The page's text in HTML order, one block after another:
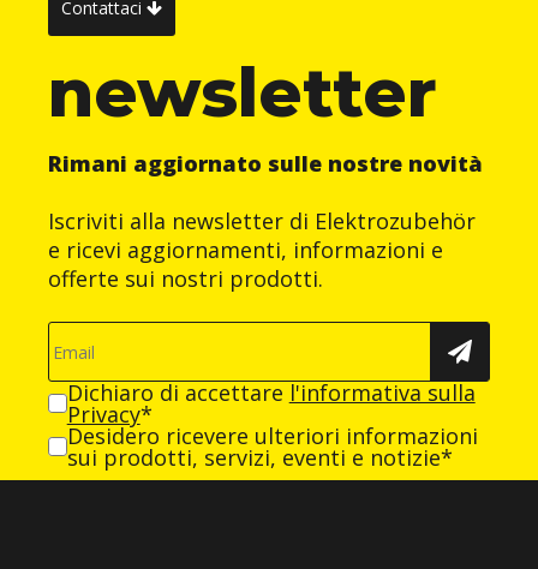
Contattaci
newsletter
Rimani aggiornato sulle nostre novità
Iscriviti alla newsletter di Elektrozubehör
e ricevi aggiornamenti, informazioni e
offerte sui nostri prodotti.
Dichiaro di accettare l'informativa sulla
Privacy*
Desidero ricevere ulteriori informazioni
sui prodotti, servizi, eventi e notizie*